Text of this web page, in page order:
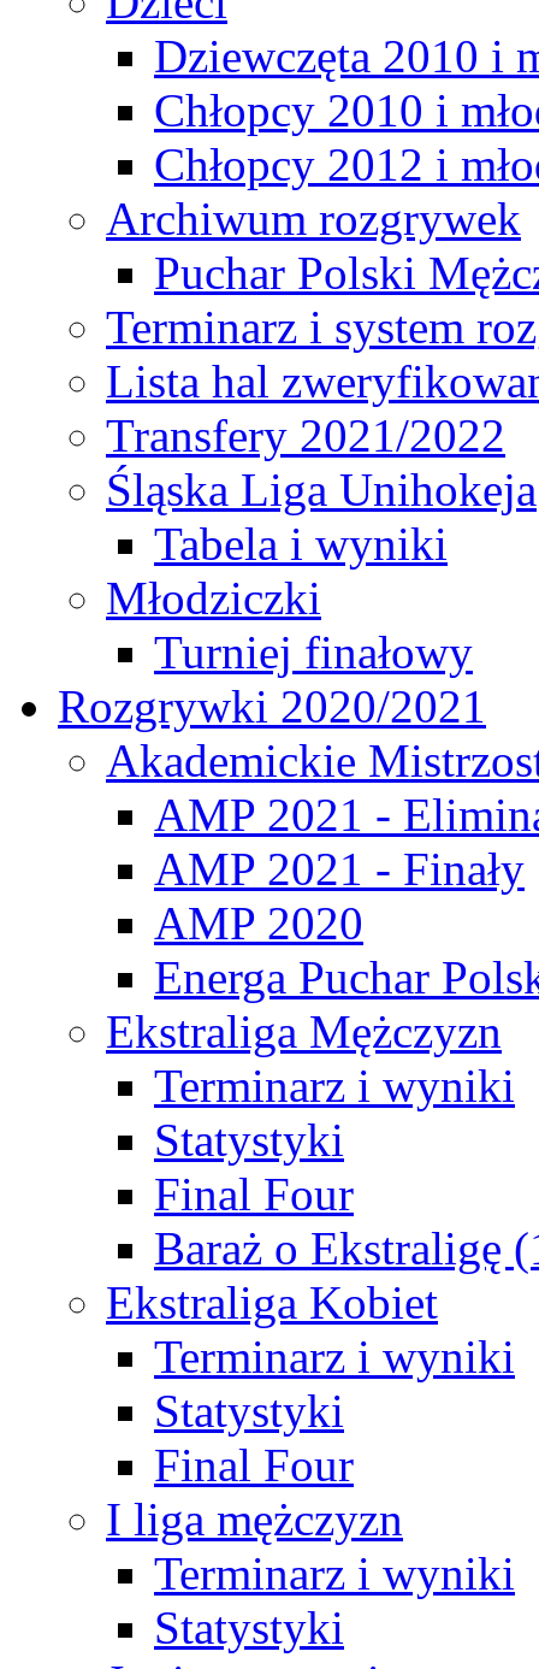
Dziewczęta 2010 i
Chłopcy 2010 i
Chłopcy 2012 i
Archiwum rozgrywek
Puchar Polski
Terminarz i system
Lista hal
Transfery 2021/2022
Śląska Liga Unihokeja
Tabela i wyniki
Młodziczki
Turniej finałowy
Rozgrywki 2020/2021
Akademickie
AMP 2021 -
AMP 2021 - Finały
AMP 2020
Energa Puchar
Ekstraliga Mężczyzn
Terminarz i wyniki
Statystyki
Final Four
Baraż o Ekstraligę
Ekstraliga Kobiet
Terminarz i wyniki
Statystyki
Final Four
I liga mężczyzn
Terminarz i wyniki
Statystyki